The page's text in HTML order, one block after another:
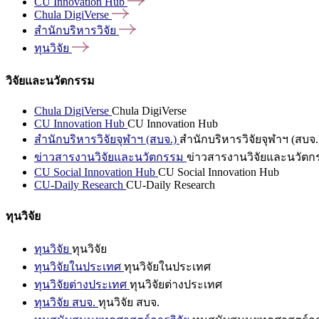
Chula DigiVerse
สำนักบริหารวิจัย
ทุนวิจัย
วิจัยและนวัตกรรม
Chula DigiVerse Chula DigiVerse
CU Innovation Hub CU Innovation Hub
สำนักบริหารวิจัยจุฬาฯ (สบจ.) สำนักบริหารวิจัยจุฬาฯ (สบจ
ข่าวสารงานวิจัยและนวัตกรรม ข่าวสารงานวิจัยและนวัตก
CU Social Innovation Hub CU Social Innovation Hub
CU-Daily Research CU-Daily Research
ทุนวิจัย
ทุนวิจัย ทุนวิจัย
ทุนวิจัยในประเทศ ทุนวิจัยในประเทศ
ทุนวิจัยต่างประเทศ ทุนวิจัยต่างประเทศ
ทุนวิจัย สบจ. ทุนวิจัย สบจ.